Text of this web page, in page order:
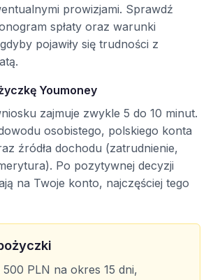
prowizjami. Sprawdź
spłaty oraz warunki
pojawiły się trudności z
Youmoney
zajmuje zwykle 5 do 10 minut.
osobistego, polskiego konta
źródła dochodu (zatrudnienie,
Po pozytywnej decyzji
na Twoje konto, najczęściej tego
PLN na okres 15 dni,